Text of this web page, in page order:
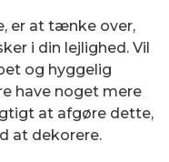
er at tænke over,
i din lejlighed. Vil
og hyggelig
have noget mere
at afgøre dette,
at dekorere.